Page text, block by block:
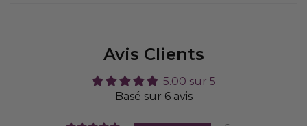
Avis Clients
5.00 sur 5
Basé sur 6 avis